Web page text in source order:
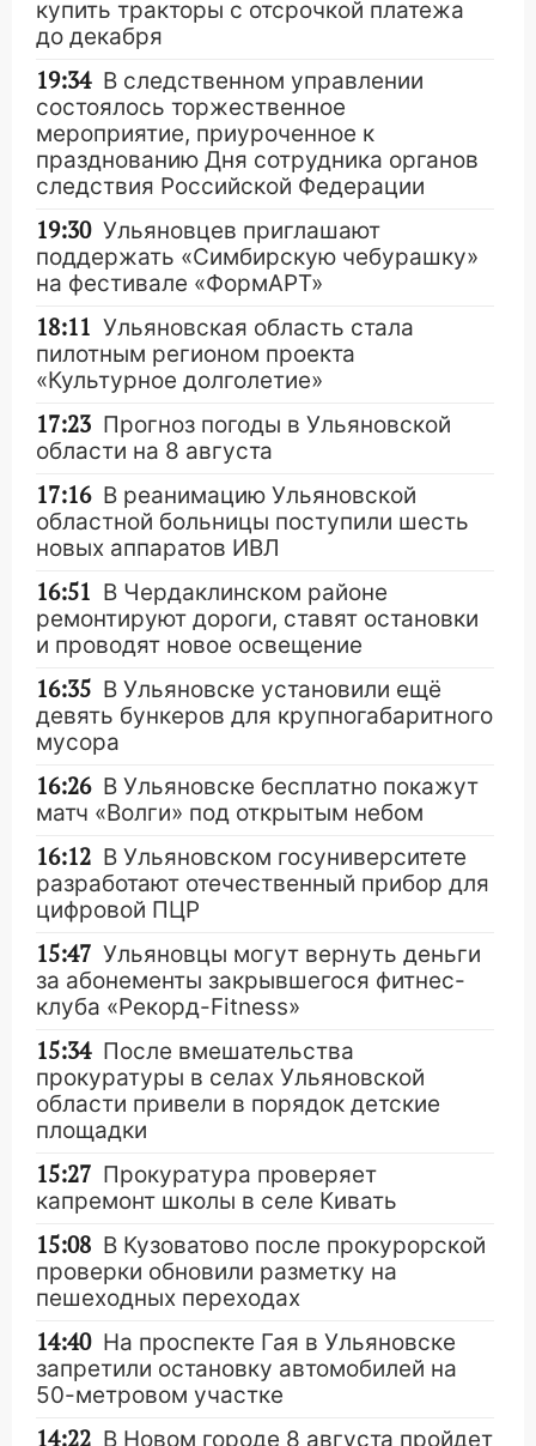
купить тракторы с отсрочкой платежа
до декабря
19:34 В следственном управлении
состоялось торжественное
мероприятие, приуроченное к
празднованию Дня сотрудника органов
следствия Российской Федерации
19:30 Ульяновцев приглашают
поддержать «Симбирскую чебурашку»
на фестивале «ФормАРТ»
18:11 Ульяновская область стала
пилотным регионом проекта
«Культурное долголетие»
17:23 Прогноз погоды в Ульяновской
области на 8 августа
17:16 В реанимацию Ульяновской
областной больницы поступили шесть
новых аппаратов ИВЛ
16:51 В Чердаклинском районе
ремонтируют дороги, ставят остановки
и проводят новое освещение
16:35 В Ульяновске установили ещё
девять бункеров для крупногабаритного
мусора
16:26 В Ульяновске бесплатно покажут
матч «Волги» под открытым небом
16:12 В Ульяновском госуниверситете
разработают отечественный прибор для
цифровой ПЦР
15:47 Ульяновцы могут вернуть деньги
за абонементы закрывшегося фитнес-
клуба «Рекорд-Fitness»
15:34 После вмешательства
прокуратуры в селах Ульяновской
области привели в порядок детские
площадки
15:27 Прокуратура проверяет
капремонт школы в селе Кивать
15:08 В Кузоватово после прокурорской
проверки обновили разметку на
пешеходных переходах
14:40 На проспекте Гая в Ульяновске
запретили остановку автомобилей на
50-метровом участке
14:22 В Новом городе 8 августа пройдет